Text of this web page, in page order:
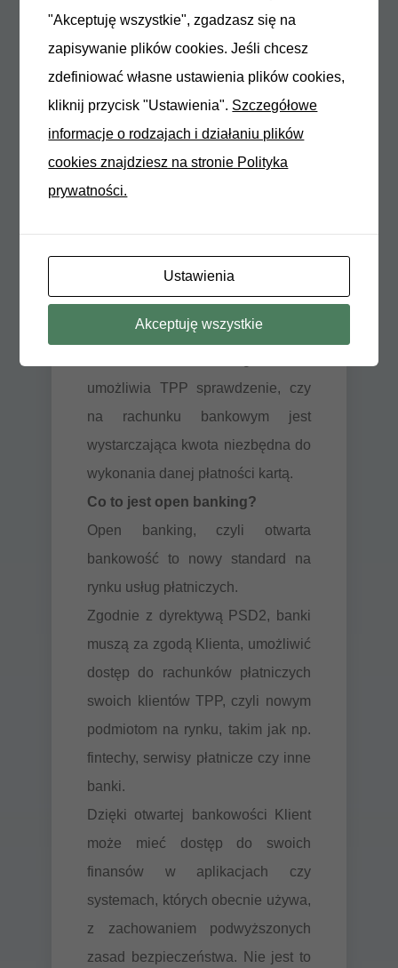
CAF (ang. Confirmation of the
Availability of Funds)
Jest to usługa potwierdzenia
dostępności środków na rachunku
płatniczym, czyli usługa polegająca
na potwierdzeniu dostawcy
niezbędnej do wykonania
transakcji płatniczej realizowanej w
oparciu o tę kartę.
umożliwia TPP sprawdzenie, czy
na rachunku bankowym jest
wystarczająca kwota niezbędna do
wykonania danej płatności kartą.
Co to jest open banking?
Open banking, czyli otwarta
bankowość to nowy standard na
rynku usług płatniczych.
Zgodnie z dyrektywą PSD2, banki
muszą za zgodą Klienta, umożliwić
dostęp do rachunków płatniczych
swoich klientów TPP, czyli nowym
podmiotom na rynku, takim jak np.
fintechy, serwisy płatnicze czy inne
banki.
Dzięki otwartej bankowości Klient
może mieć dostęp do swoich
finansów w aplikacjach czy
systemach, których obecnie używa,
z zachowaniem podwyższonych
zasad bezpieczeństwa. Nie jest to
"Akceptuję wszystkie", zgadzasz się na
zapisywanie plików cookies. Jeśli chcesz
zdefiniować własne ustawienia plików cookies,
kliknij przycisk "Ustawienia". Szczegółowe
informacje o rodzajach i działaniu plików
cookies znajdziesz na stronie Polityka
prywatności.
Ustawienia
Akceptuję wszystkie